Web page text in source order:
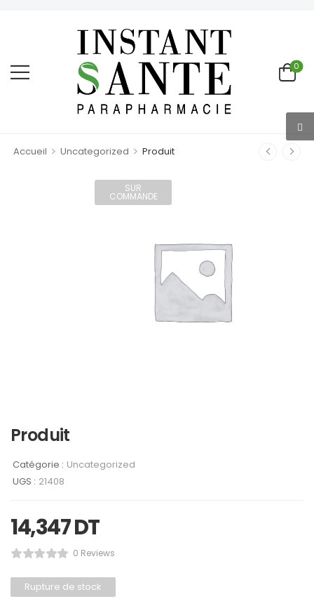
0
Accueil > Uncategorized > Produit
SUR
COMMANDE
Produit
Catégorie : Uncategorized
UGS : 21408
14,347DT
0 Reviews
Rupture de stock